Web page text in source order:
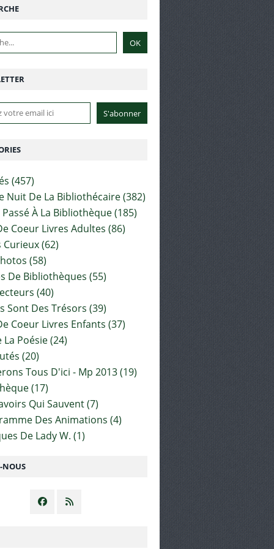
NOUS
(457)
Nuit De La Bibliothécaire(382)
Passé À La Bibliothèque(185)
Coeur Livres Adultes (86)
Curieux(62)
(58)
De Bibliothèques (55)
(40)
Sont Des Trésors (39)
Coeur Livres Enfants (37)
La Poésie(24)
(20)
Tous D'ici - Mp 2013(19)
(17)
Qui Sauvent(7)
Des Animations (4)
De Lady W. (1)